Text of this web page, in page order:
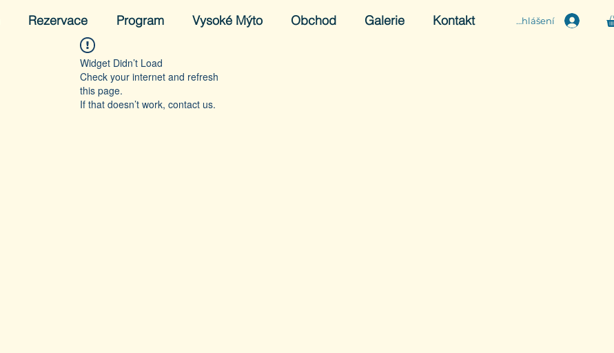
Rezervace Program Vysoké Mýto Obchod Galerie Kontakt Přihlášení
Widget Didn’t Load
Check your internet and refresh
this page.
If that doesn’t work, contact us.